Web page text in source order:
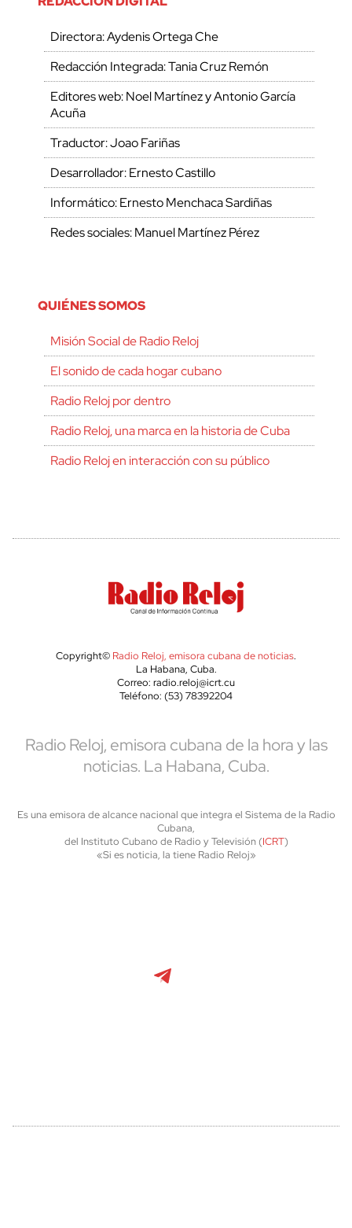
Directora: Aydenis Ortega Che
Redacción Integrada: Tania Cruz Remón
Editores web: Noel Martínez y Antonio García
Acuña
Traductor: Joao Fariñas
Desarrollador: Ernesto Castillo
Informático: Ernesto Menchaca Sardiñas
Redes sociales: Manuel Martínez Pérez
QUIÉNES SOMOS
Misión Social de Radio Reloj
El sonido de cada hogar cubano
Radio Reloj por dentro
Radio Reloj, una marca en la historia de Cuba
Radio Reloj en interacción con su público
Copyright© Radio Reloj, emisora cubana de noticias.
La Habana, Cuba.
Correo: radio.reloj@icrt.cu
Teléfono: (53) 78392204
Radio Reloj, emisora cubana de la hora y las
noticias. La Habana, Cuba.
Es una emisora de alcance nacional que integra el Sistema de la Radio
Cubana,
del Instituto Cubano de Radio y Televisión (ICRT)
«Si es noticia, la tiene Radio Reloj»